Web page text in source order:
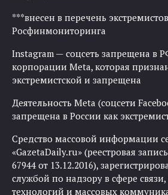
***внесен в перечень
Росфинмониторинга
Instagram — соцсеть запрещена в
корпорации Meta, которая
экстремистской и запрещена
Деятельность Meta (соцсети
запрещена в России как
Средство массовой информации
«GazetaDaily.ru» (реестровая
67944 от 13.12.2016),
службой по надзору в сфере
технологий и массовых